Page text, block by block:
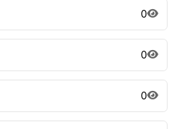
0
0
0